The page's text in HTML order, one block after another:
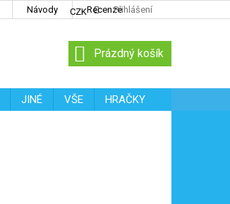
Návody Recenze
CZK Přihlášení
NÁKUPNÍ
KOŠÍK
Prázdný košík
JINÉ VŠE
HRAČKY